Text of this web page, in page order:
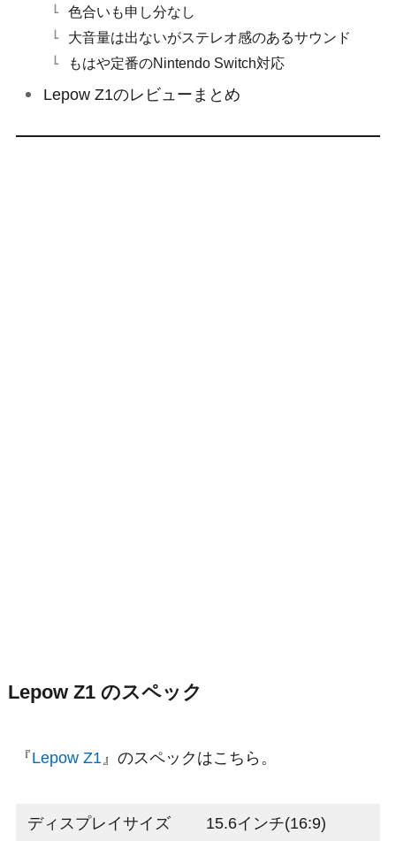
色合いも申し分なし
大音量は出ないがステレオ感のあるサウンド
もはや定番のNintendo Switch対応
Lepow Z1のレビューまとめ
Lepow Z1 のスペック
『Lepow Z1』のスペックはこちら。
ディスプレイサイズ 15.6インチ(16:9)